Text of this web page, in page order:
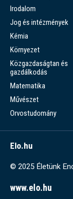
Irodalom
Jog és intézmények
Kémia
Környezet
Közgazdaságtan és
gazdálkodás
Matematika
Művészet
Orvostudomány
Elo.hu
© 2025 Életünk
www.elo.hu